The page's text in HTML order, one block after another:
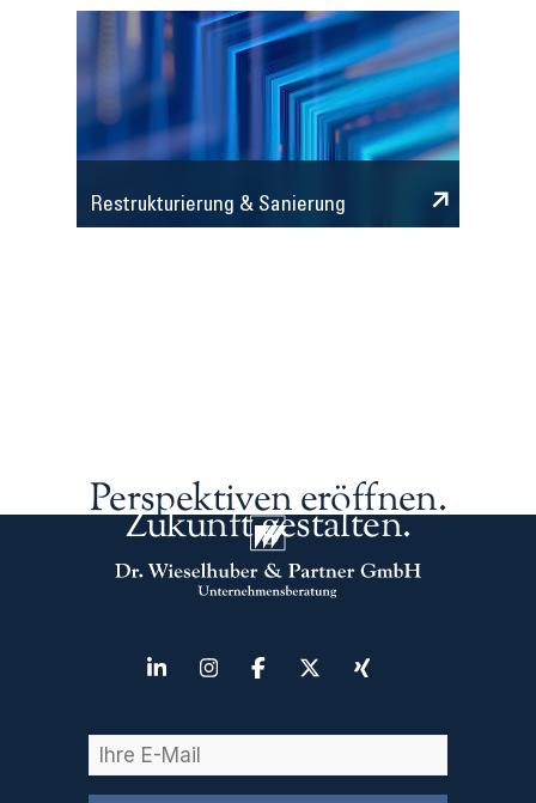
Restrukturierung & Sanierung
Perspektiven eröffnen.
Zukunft gestalten.